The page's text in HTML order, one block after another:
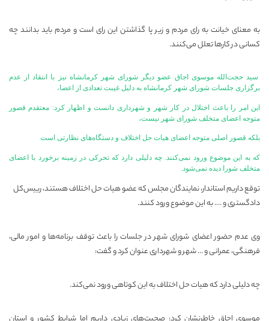
به معنای خیانت به رای مردم و زیر پا گذاشتن این رای است و مردم باید بدانند چه
کسانی در کارها تعلل می‌کنند.
سید حجت‌الله موسوی اجاق عضو دیگر شورای شهر کرمانشاه نیز با انتقاد از عدم
برگزاری جلسات شورای شهر کرمانشاه به دلیل غیبت تعدادی از اعضا،
این امر را باعث اختلال در کار شهر و شهرداری دانست و اظهار کرد: معتقدم قصور
متوجه اعضای متخلف شورای شهر نیست،
بلکه قصور اصلی متوجه اعضای هیات حل اختلاف و دستگاه‌های نظارتی است
که به این موضوع ورود نمی‌کنند. چه دلیلی دارد که تحرکی در زمینه برخورد با اعضای
متخلف شورا دیده نمی‌شود.
توقع داریم استاندار، نمایندگان مجلس که عضو هیات حل اختلاف هستند، رییس‌کل
دادگستری و …. به این موضوع ورود کنند.
وی عدم حضور اعضای شورای شهر در جلسات را باعث توقف برنامه‌ها و امور مالی،
فرهنگی، عمرانی و … شهر و شهرداری عنوان کرد و گفت:
چه دلیلی دارد که هیات حل اختلاف به این کوتاهی ورود نمی‌کند.